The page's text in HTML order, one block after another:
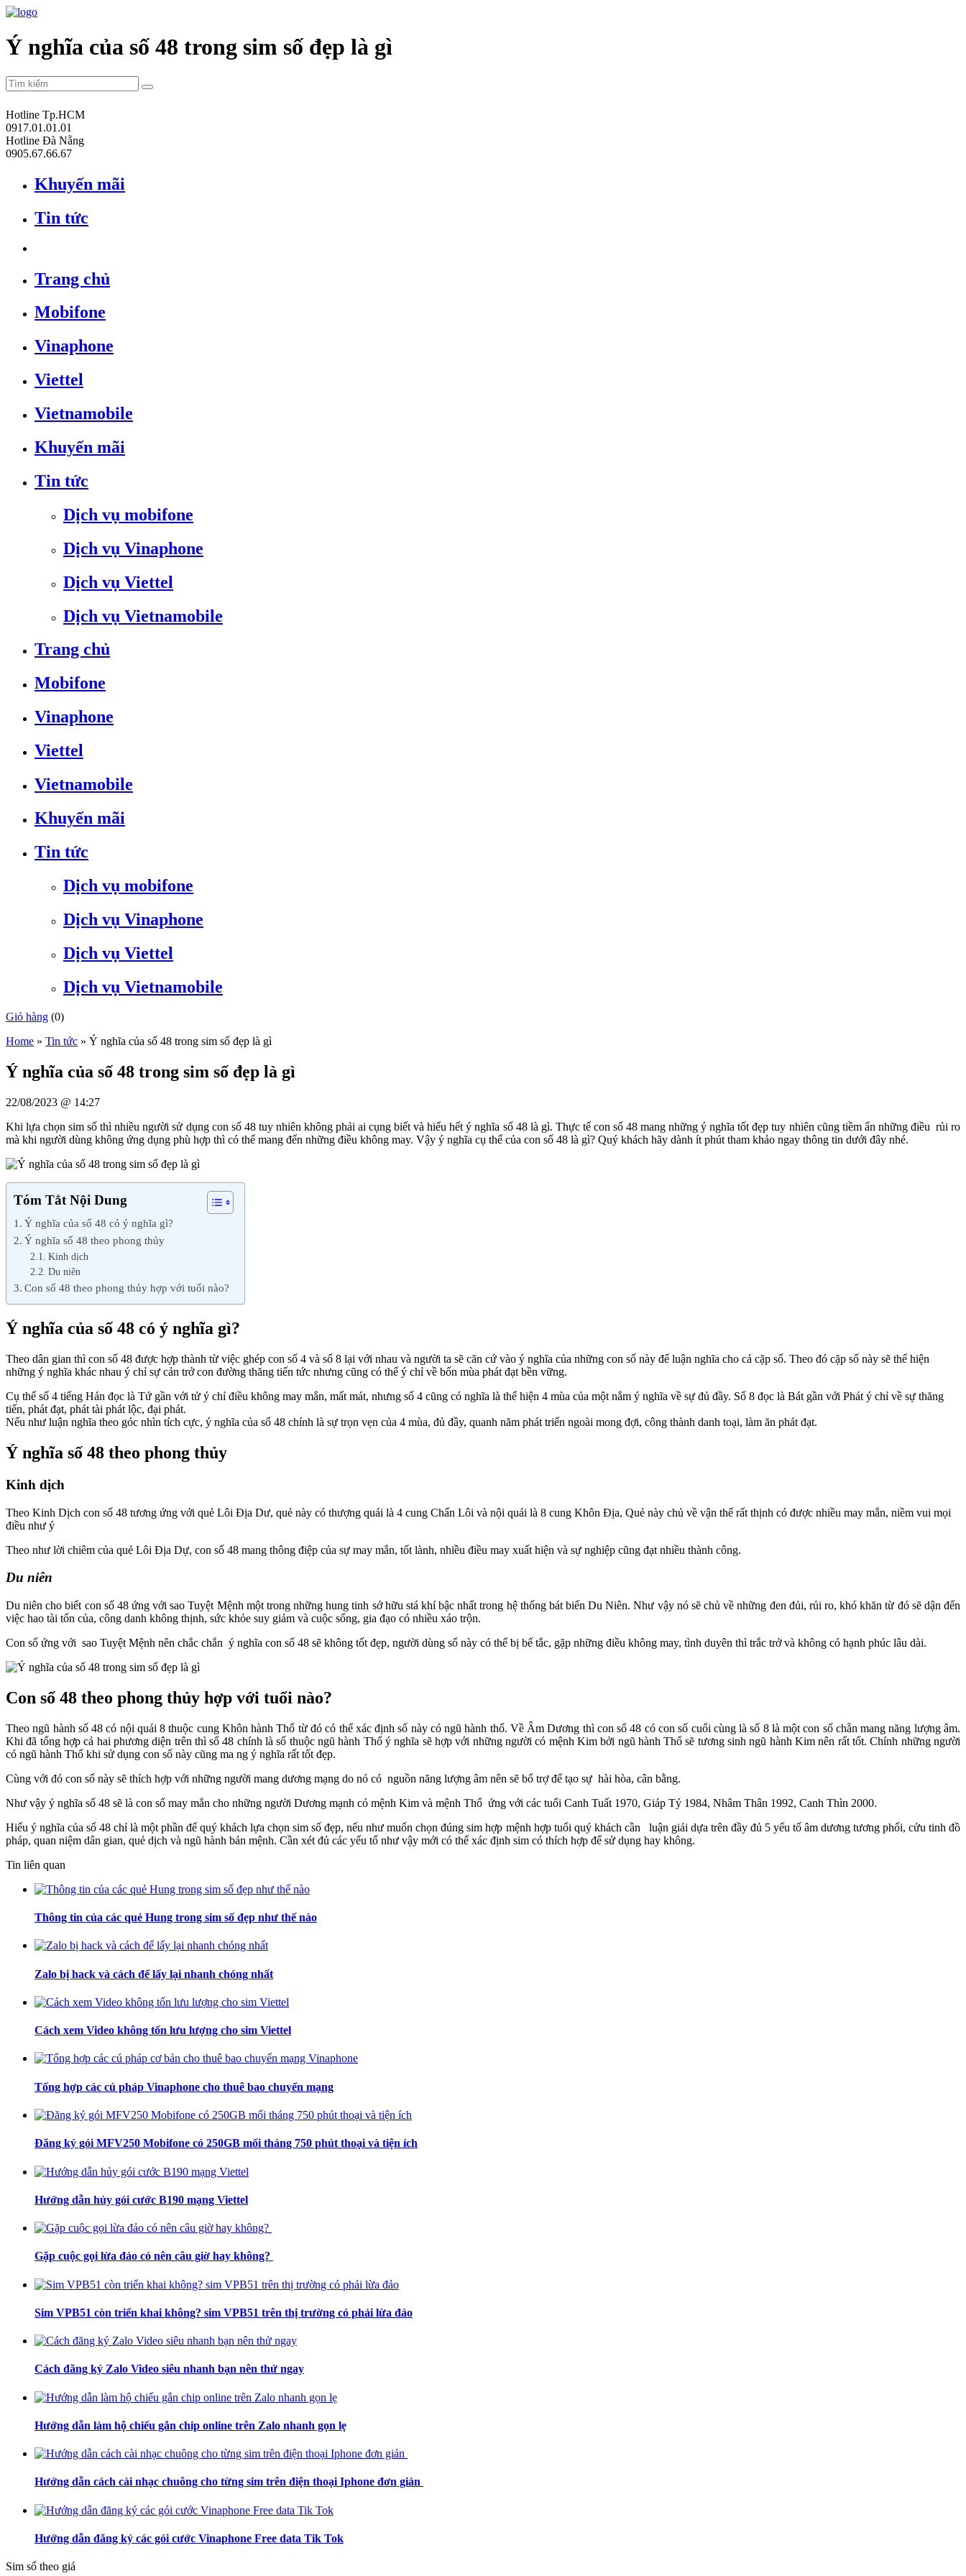
Ý nghĩa của số 48 trong sim số đẹp là gì
Hotline Tp.HCM
0917.01.01.01
Hotline Đà Nẵng
0905.67.66.67
Khuyến mãi
Tin tức
Trang chủ
Mobifone
Vinaphone
Viettel
Vietnamobile
Khuyến mãi
Tin tức
Dịch vụ mobifone
Dịch vụ Vinaphone
Dịch vụ Viettel
Dịch vụ Vietnamobile
Trang chủ
Mobifone
Vinaphone
Viettel
Vietnamobile
Khuyến mãi
Tin tức
Dịch vụ mobifone
Dịch vụ Vinaphone
Dịch vụ Viettel
Dịch vụ Vietnamobile
Giỏ hàng (0)
Home » Tin tức » Ý nghĩa của số 48 trong sim số đẹp là gì
Ý nghĩa của số 48 trong sim số đẹp là gì
22/08/2023 @ 14:27
Khi lựa chọn sim số thì nhiều người sử dụng con số 48 tuy nhiên không phải ai cụng biết và hiểu hết ý nghĩa số 48 là gì. Thực tế con số 48 mang những ý nghĩa tốt đẹp tuy nhiên cũng tiềm ẩn những điều rủi ro
mà khi người dùng không ứng dụng phù hợp thì có thể mang đến những điều không may. Vậy ý nghĩa cụ thể của con số 48 là gì? Quý khách hãy dành ít phút tham khảo ngay thông tin dưới đây nhé.
Tóm Tắt Nội Dung
Ý nghĩa của số 48 có ý nghĩa gì?
Ý nghĩa số 48 theo phong thủy
Kinh dịch
Du niên
Con số 48 theo phong thủy hợp với tuổi nào?
Ý nghĩa của số 48 có ý nghĩa gì?
Theo dân gian thì con số 48 được hợp thành từ việc ghép con số 4 và số 8 lại với nhau và người ta sẽ căn cứ vào ý nghĩa của những con số này để luận nghĩa cho cả cặp số. Theo đó cặp số này sẽ thể hiện
những ý nghĩa khác nhau ý chỉ sự cản trở con đường thăng tiến tức nhưng cũng có thể ý chỉ về bốn mùa phát đạt bền vững.
Cụ thể số 4 tiếng Hán đọc là Tứ gần với tử ý chỉ điều không may mắn, mất mát, nhưng số 4 cũng có nghĩa là thể hiện 4 mùa của một nắm ý nghĩa về sự đủ đầy. Số 8 đọc là Bát gần với Phát ý chỉ về sự thăng
tiến, phát đạt, phát tài phát lộc, đại phát.
Nếu như luận nghĩa theo góc nhìn tích cực, ý nghĩa của số 48 chính là sự trọn vẹn của 4 mùa, đủ đầy, quanh năm phát triển ngoài mong đợi, công thành danh toại, làm ăn phát đạt.
Ý nghĩa số 48 theo phong thủy
Kinh dịch
Theo Kinh Dịch con số 48 tương ứng với quẻ Lôi Địa Dư, quẻ này có thượng quái là 4 cung Chấn Lôi và nội quái là 8 cung Khôn Địa, Quẻ này chủ về vận thế rất thịnh có được nhiều may mắn, niềm vui mọi
điều như ý
Theo như lời chiêm của quẻ Lôi Địa Dự, con số 48 mang thông điệp của sự may mắn, tốt lành, nhiều điều may xuất hiện và sự nghiệp cũng đạt nhiều thành công.
Du niên
Du niên cho biết con số 48 ứng với sao Tuyệt Mệnh một trong những hung tinh sở hữu stá khí bậc nhất trong hệ thống bát biến Du Niên. Như vậy nó sẽ chủ về những đen đủi, rủi ro, khó khăn từ đó sẽ dận đến
việc hao tài tốn của, công danh không thịnh, sức khỏe suy giảm và cuộc sống, gia đạo có nhiều xáo trộn.
Con số ứng với sao Tuyệt Mệnh nên chắc chắn ý nghĩa con số 48 sẽ không tốt đẹp, người dùng số này có thể bị bế tắc, gặp những điều không may, tình duyên thì trắc trở và không có hạnh phúc lâu dài.
Con số 48 theo phong thủy hợp với tuổi nào?
Theo ngũ hành số 48 có nội quái 8 thuộc cung Khôn hành Thổ từ đó có thể xác định số này có ngũ hành thổ. Về Âm Dương thì con số 48 có con số cuối cùng là số 8 là một con số chẵn mang năng lượng âm.
Khi đã tổng hợp cả hai phương diện trên thì số 48 chính là số thuộc ngũ hành Thổ ý nghĩa sẽ hợp với những người có mệnh Kim bởi ngũ hành Thổ sẽ tương sinh ngũ hành Kim nên rất tốt. Chính những người
có ngũ hành Thổ khi sử dụng con số này cũng ma ng ý nghĩa rất tốt đẹp.
Cùng với đó con số này sẽ thích hợp với những người mang dương mạng do nó có nguồn năng lượng âm nên sẽ bổ trợ để tạo sự hài hòa, cân bằng.
Như vậy ý nghĩa số 48 sẽ là con số may mắn cho những người Dương mạnh có mệnh Kim và mệnh Thổ ứng với các tuổi Canh Tuất 1970, Giáp Tý 1984, Nhâm Thân 1992, Canh Thìn 2000.
Hiểu ý nghĩa của số 48 chỉ là một phần để quý khách lựa chọn sim số đẹp, nếu như muốn chọn đúng sim hợp mệnh hợp tuổi quý khách cần luận giải dựa trên đầy đủ 5 yếu tố âm dương tương phối, cửu tinh đồ
pháp, quan niệm dân gian, quẻ dịch và ngũ hành bản mệnh. Cần xét đủ các yếu tố như vậy mới có thể xác định sim có thích hợp để sử dụng hay không.
Tin liên quan
Thông tin của các quẻ Hung trong sim số đẹp như thế nào
Zalo bị hack và cách để lấy lại nhanh chóng nhất
Cách xem Video không tốn lưu lượng cho sim Viettel
Tổng hợp các cú pháp Vinaphone cho thuê bao chuyển mạng
Đăng ký gói MFV250 Mobifone có 250GB mối tháng 750 phút thoại và tiện ích
Hướng dẫn hủy gói cước B190 mạng Viettel
Gặp cuộc gọi lừa đảo có nên câu giờ hay không?
Sim VPB51 còn triển khai không? sim VPB51 trên thị trường có phải lừa đảo
Cách đăng ký Zalo Video siêu nhanh bạn nên thử ngay
Hướng dẫn làm hộ chiếu gắn chip online trên Zalo nhanh gọn lẹ
Hướng dẫn cách cài nhạc chuông cho từng sim trên điện thoại Iphone đơn giản
Hướng dẫn đăng ký các gói cước Vinaphone Free data Tik Tok
Sim số theo giá